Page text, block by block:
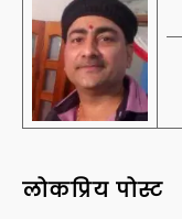
लोकप्रिय पोस्ट